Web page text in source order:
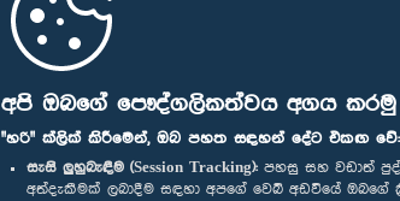
අපි ඔබගේ පෞද්ගලිකත්වය අගය කරමු
"හරි" ක්ලික් කිරීමෙන්, ඔබ පහත සඳහන් දේට එකඟ වේ:
සැසි ලුහුබැඳීම (Session Tracking): පහසු සහ වඩාත්
අත්දැකීමක් ලබාදීම සඳහා අපගේ වෙබ් අඩවියේ ඔබගේ